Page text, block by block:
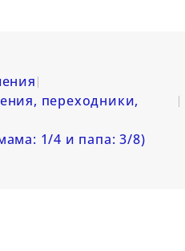
переходники,
1/4 и папа: 3/8)